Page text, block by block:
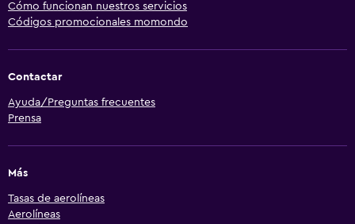
Cómo funcionan nuestros servicios
Códigos promocionales momondo
Contactar
Ayuda/Preguntas frecuentes
Prensa
Más
Tasas de aerolíneas
Aerolíneas